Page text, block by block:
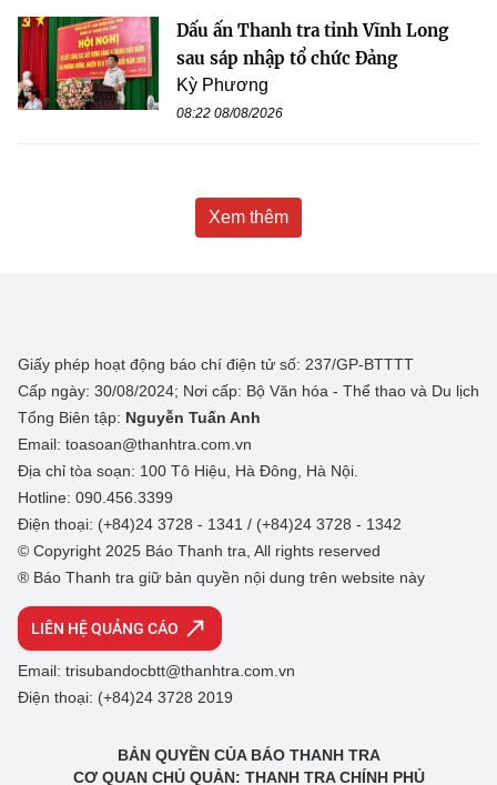
Dấu ấn Thanh tra tỉnh Vĩnh Long
sau sáp nhập tổ chức Đảng
Kỳ Phương
08:22 08/08/2026
Xem thêm
Giấy phép hoạt động báo chí điện tử số: 237/GP-BTTTT
Cấp ngày: 30/08/2024; Nơi cấp: Bộ Văn hóa - Thể thao và Du lịch
Tổng Biên tập: Nguyễn Tuấn Anh
Email: toasoan@thanhtra.com.vn
Địa chỉ tòa soạn: 100 Tô Hiệu, Hà Đông, Hà Nội.
Hotline: 090.456.3399
Điện thoại: (+84)24 3728 - 1341 / (+84)24 3728 - 1342
© Copyright 2025 Báo Thanh tra, All rights reserved
® Báo Thanh tra giữ bản quyền nội dung trên website này
LIÊN HỆ QUẢNG CÁO
Email: trisubandocbtt@thanhtra.com.vn
Điện thoại: (+84)24 3728 2019
BẢN QUYỀN CỦA BÁO THANH TRA
CƠ QUAN CHỦ QUẢN: THANH TRA CHÍNH PHỦ